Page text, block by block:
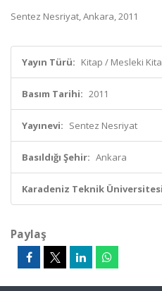
Sentez Nesriyat, Ankara, 2011
Yayın Türü: Kitap / Mesleki
Basım Tarihi: 2011
Yayınevi: Sentez Nesriyat
Basıldığı Şehir: Ankara
Karadeniz Teknik
Paylaş